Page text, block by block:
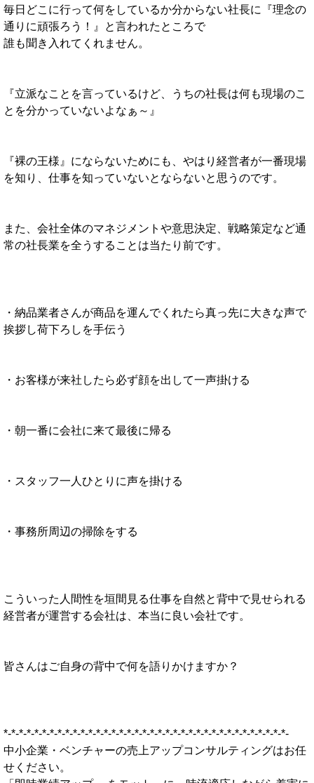
毎日どこに行って何をしているか分からない社長に『理念の
通りに頑張ろう！』と言われたところで
誰も聞き入れてくれません。
『立派なことを言っているけど、うちの社長は何も現場のこ
とを分かっていないよなぁ～』
『裸の王様』にならないためにも、やはり経営者が一番現場
を知り、仕事を知っていないとならないと思うのです。
また、会社全体のマネジメントや意思決定、戦略策定など通
常の社長業を全うすることは当たり前です。
・納品業者さんが商品を運んでくれたら真っ先に大きな声で
挨拶し荷下ろしを手伝う
・お客様が来社したら必ず顔を出して一声掛ける
・朝一番に会社に来て最後に帰る
・スタッフ一人ひとりに声を掛ける
・事務所周辺の掃除をする
こういった人間性を垣間見る仕事を自然と背中で見せられる
経営者が運営する会社は、本当に良い会社です。
皆さんはご自身の背中で何を語りかけますか？
*-*-*-*-*-*-*-*-*-*-*-*-*-*-*-*-*-*-*-*-*-*-*-*-*-*-*-*-*-*-*-*-*-*-*-*-*-
中小企業・ベンチャーの売上アップコンサルティングはお任
せください。